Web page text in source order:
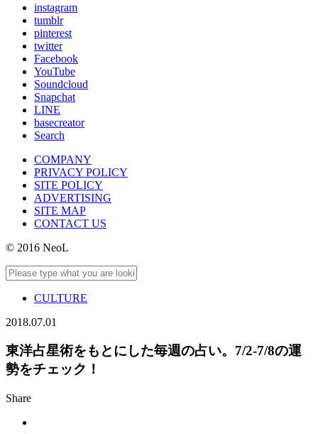
instagram
tumblr
pinterest
twitter
Facebook
YouTube
Soundcloud
Snapchat
LINE
basecreator
Search
COMPANY
PRIVACY POLICY
SITE POLICY
ADVERTISING
SITE MAP
CONTACT US
© 2016 NeoL
CULTURE
2018.07.01
東洋占星術をもとにした毎週の占い。7/2-7/8の運
勢をチェック！
Share